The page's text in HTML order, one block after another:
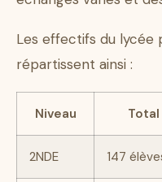
Les effectifs du lycée
répartissent ainsi :
Niveau Total
2NDE 147